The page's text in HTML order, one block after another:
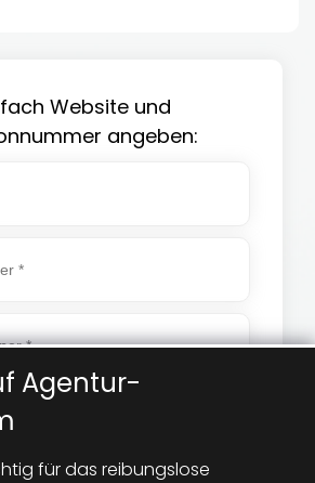
Website und
angeben:
die Hinweise zum
gelesen und akzeptiere
Agentur-
für das reibungslose